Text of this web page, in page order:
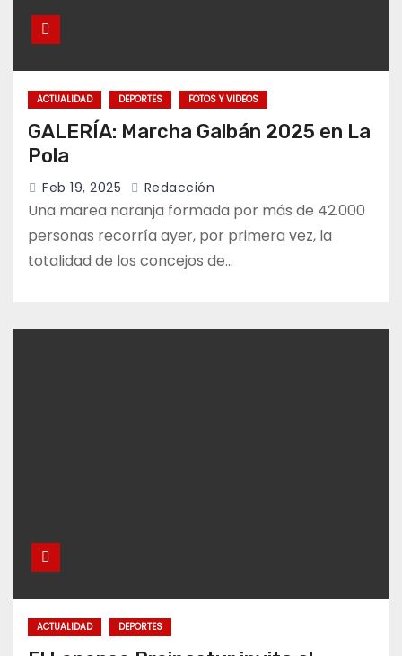
ACTUALIDAD DEPORTES FOTOS Y VIDEOS
GALERÍA: Marcha Galbán 2025 en La
Pola
Feb 19, 2025 Redacción
Una marea naranja formada por más de 42.000
personas recorría ayer, por primera vez, la
totalidad de los concejos de…
ACTUALIDAD DEPORTES